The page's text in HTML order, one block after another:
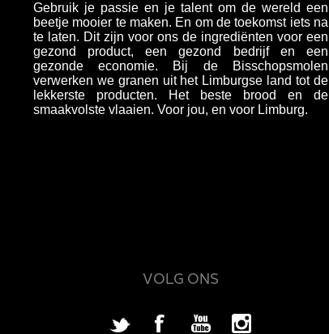
Gebruik je passie en je talent om de wereld een
beetje mooier te maken. En om de toekomst iets na
te laten. Dit zijn voor ons de ingrediënten voor een
gezond product, een gezond bedrijf en een
gezonde economie. Bij de Bisschopsmolen
verwerken we granen uit het Limburgse land tot de
lekkerste producten. Het beste brood en de
smaakvolste vlaaien. Voor jou, en voor Limburg.
VOLG ONS